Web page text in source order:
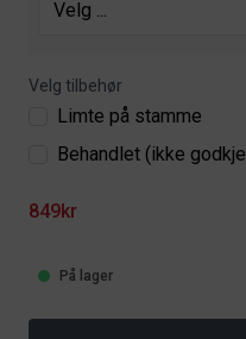
Velg tilbehør
Limte på stamme
Behandlet (ikke
849kr
På lager